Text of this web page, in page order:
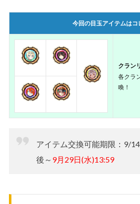
(9/14 16:00～9/29
)
・グングニルの遺
・ペルーナクスの
・ゴエティアの遺
・URジェム(クラ
出)
出)
・<神州瑞穂国>用
出)
・<アガルタ>用
今回の目玉アイテムはコ
クラン
各クラ
喚！
アイテム交換可能期限：9/
後～ 9月29日(水)13:59